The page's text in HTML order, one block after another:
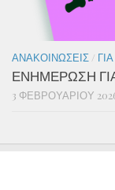
ΑΝΑΚΟΙΝΏΣΕΙΣ /
ΕΝΗΜΕΡΩΣΗ
3 ΦΕΒΡΟΥΑΡΊΟΥ